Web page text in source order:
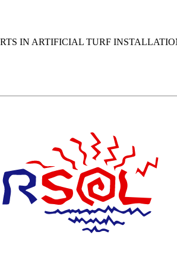
IN ARTIFICIAL TURF